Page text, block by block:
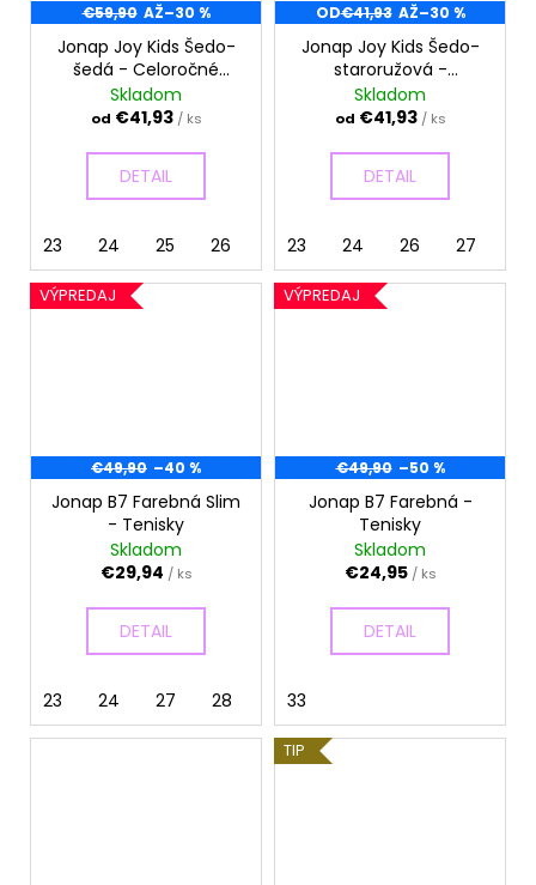
€59,90 AŽ–30 %
Jonap Joy Kids Šedo-
šedá - Celoročné
topánky
Skladom
od €41,93 / ks
DETAIL
23 24 25 26
OD€41,93 AŽ–30 %
Jonap Joy Kids Šedo-
staroružová -
Celoročné topánky
Skladom
od €41,93 / ks
DETAIL
23 24 26 27
VÝPREDAJ
€49,90 –40 %
Jonap B7 Farebná Slim
- Tenisky
Skladom
€29,94 / ks
DETAIL
23 24 27 28 29
VÝPREDAJ
€49,90 –50 %
Jonap B7 Farebná -
Tenisky
Skladom
€24,95 / ks
DETAIL
33
TIP